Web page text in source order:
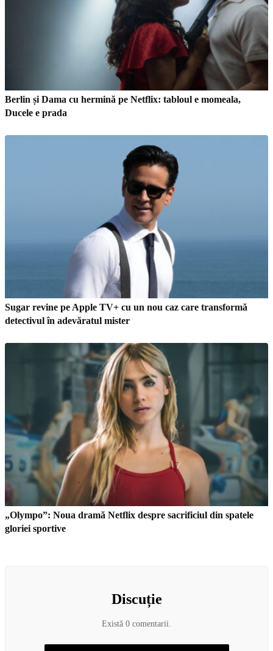
Berlin și Dama cu hermină pe Netflix: tabloul e momeala,
Ducele e prada
Sugar revine pe Apple TV+ cu un nou caz care transformă
detectivul în adevăratul mister
„Olympo”: Noua dramă Netflix despre sacrificiul din spatele
gloriei sportive
Discuție
Există 0 comentarii.